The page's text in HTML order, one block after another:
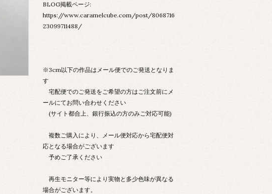
BLOG掲載ページ:
https://www.caramelcube.com/post/8068716
23099711488/
※3cm以下の作品はメール便でのご発送となりま
す
宅配便でのご発送をご希望の方はご注文前にメ
ールにてお問い合わせください
(サイト都合上、銀行振込の方のみご対応可能)
複数ご購入により、メール便対応から宅配便対
応となる場合がございます
予めご了承ください
再生モニター等により実物と多少色味が異なる
場合がございます。